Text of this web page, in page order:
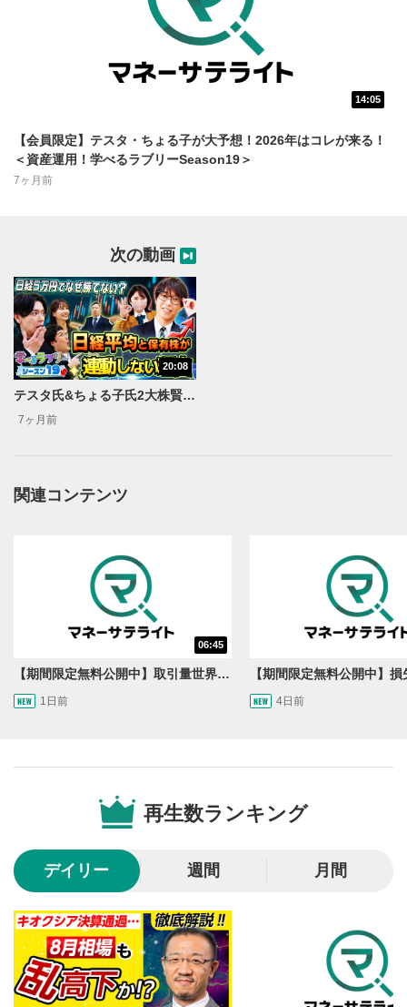
動画再生エリアをクリックすると、動画を再生または
一時停止します。
YouTubeサイトに移動します。
3
後で見る
クリックするとYouTubeの「後で見る」の再生リスト
に追加されます。
スマートフォンで視聴の場合は動画再生エリア右上のメニュ
ー内にあります。
4
共有
SNSやメールなどで動画を共有・シェアすることがで
するとその位置から動画が再生されます。
再生ボタン
動画が再生または一時停止します。
スライダーを上下すると音量が調整できます。
スマートフォンで視聴の場合は端末の音量調節ボタンを利用
字幕は自動生成です。
スマートフォンで視聴の場合は画面右下の設定(歯車マーク)
より選択できます。
再生速度/画質の設定
画質の選択/再生速度の変更ができます。
より選択できます。
10
YouTubeリンク
クリックするとYouTubeサイトに移動します。
14:05
【会員限定】テスタ・ちょる子が大予想！2026年はコレが来る！
＜資産運用！学べるラブリーSeason19＞
7ヶ月前
次の動画
20:08
テスタ氏&ちょる子氏2大株賢者の日経平均活用法！ 松井証券 資産運用！学べるラブリーSeason19 ～日経平均株価攻略編～#2
7ヶ月前
関連コンテンツ
06:45
【期間限定無料公開中】取引量世界一の通貨ペアに優位性あり!?ドル/円&ユーロドルのテクニカルを検証！【JINのマンスリーFX戦略】
1日前 4日前
再生数ランキング
デイリー 週間 月間